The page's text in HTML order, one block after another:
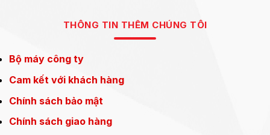
THÔNG TIN THÊM CHÚNG TÔI
Bộ máy công ty
Cam kết với khách hàng
Chính sách bảo mật
Chính sách giao hàng